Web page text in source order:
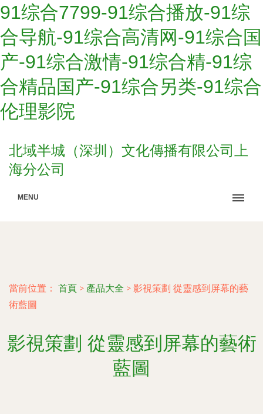
91综合7799-91综合播放-91综
合导航-91综合高清网-91综合国
产-91综合激情-91综合精-91综
合精品国产-91综合另类-91综合
伦理影院
北域半城（深圳）文化傳播有限公司上
海分公司
MENU
當前位置： 首頁 > 產品大全 > 影視策劃 從靈感到屏幕的藝
術藍圖
影視策劃 從靈感到屏幕的藝術
藍圖